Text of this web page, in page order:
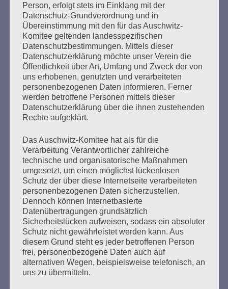
Zum 13. Monat des Gedenkens in Hamburg-
Eimsbüttel
Gedenken als Erinnerung für eine Zukunft, die ein
Leben in Menschenwürde garantiert.Steffi Wittenberg
Vom 20. April bis 14. Juni 2026
Weitere Informationen:
ZUM NACHLESEN
Der Stutthof-Prozess
SEITEN
Person, erfolgt stets im Einklang mit der
Datenschutz-Grundverordnung und in
Übereinstimmung mit den für das Auschwitz-
Komitee geltenden landesspezifischen
Datenschutzbestimmungen. Mittels dieser
Datenschutzerklärung möchte unser Verein die
Öffentlichkeit über Art, Umfang und Zweck der von
uns erhobenen, genutzten und verarbeiteten
personenbezogenen Daten informieren. Ferner
werden betroffene Personen mittels dieser
Datenschutzerklärung über die ihnen zustehenden
Rechte aufgeklärt.
Das Auschwitz-Komitee hat als für die
Verarbeitung Verantwortlicher zahlreiche
technische und organisatorische Maßnahmen
umgesetzt, um einen möglichst lückenlosen
Schutz der über diese Internetseite verarbeiteten
personenbezogenen Daten sicherzustellen.
Dennoch können Internetbasierte
Datenübertragungen grundsätzlich
Sicherheitslücken aufweisen, sodass ein absoluter
Schutz nicht gewährleistet werden kann. Aus
diesem Grund steht es jeder betroffenen Person
frei, personenbezogene Daten auch auf
alternativen Wegen, beispielsweise telefonisch, an
uns zu übermitteln.